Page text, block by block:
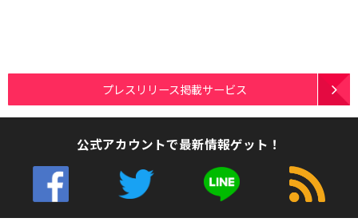
プレスリリース掲載サービス
公式アカウントで最新情報ゲット！